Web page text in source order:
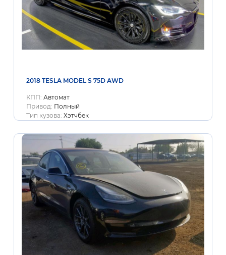
2018 TESLA MODEL S 75D AWD
КПП: Автомат
Привод: Полный
Тип кузова: Хэтчбек